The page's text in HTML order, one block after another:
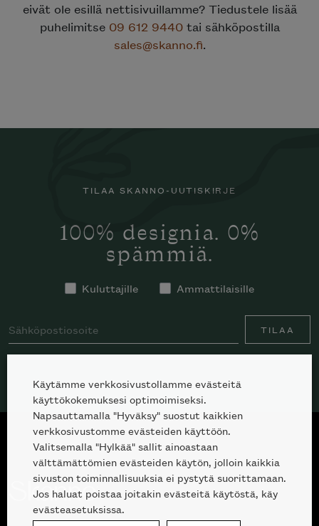
eivät ole esillä nettisivuillamme? Tiedustele lisää
puhelimitse 09 612 9440tai sähköpostilla
sales@skanno.fi.
TILAA SKANNO-UUTISKIRJE
100% designia. 0%
spämmiä.
Kuluttajille Ammattilaisille
TILAA
Käytämme verkkosivustollamme evästeitä
käyttökokemuksesi optimoimiseksi.
Napsauttamalla "Hyväksy" suostut kaikkien
verkkosivustomme evästeiden käyttöön.
Valitsemalla "Hylkää" sallit ainoastaan
välttämättömien evästeiden käytön, jolloin kaikkia
sivuston toiminnallisuuksia ei pystytä suorittamaan.
Jos haluat poistaa joitakin evästeitä käytöstä, käy
evästeasetuksissa.